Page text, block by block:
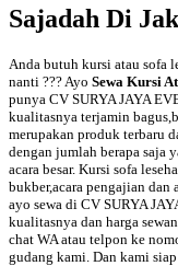
Sajadah Di
Anda butuh kursi atau sofa
nanti ??? Ayo Sewa Kursi
punya CV SURYA JAYA
kualitasnya terjamin
merupakan produk terbaru
dengan jumlah berapa saja
acara besar. Kursi sofa
bukber,acara pengajian
ayo sewa di CV SURYA
kualitasnya dan harga
chat WA atau telpon ke
gudang kami. Dan kami